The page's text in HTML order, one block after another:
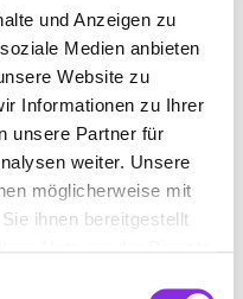
und Anzeigen zu
Medien anbieten
Website zu
Informationen zu Ihrer
unsere Partner für
weiter. Unsere
möglicherweise mit
ihnen bereitgestellt
- 18:00
- 18:00
- 18:00
- 18:00
- 18:00